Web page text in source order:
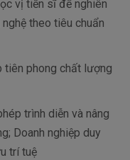
vị tiến sĩ để nghiên
theo tiêu chuẩn
tiên phong chất lượng
trình diễn và nâng
Doanh nghiệp duy
trí tuệ